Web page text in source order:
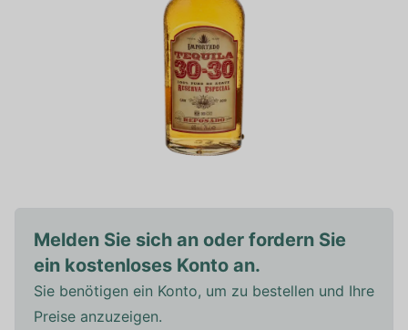
Melden Sie sich an oder fordern Sie
ein kostenloses Konto an.
Sie benötigen ein Konto, um zu bestellen und Ihre
Preise anzuzeigen.